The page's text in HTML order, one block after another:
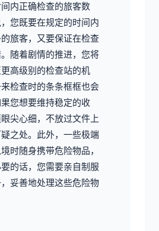
内正确检查的旅客数
您既要在规定的时间内
旅客，又要保证在检查
随着剧情的推进，您将
高级别的检查站的机
检查时的条条框框也会
您想要维持稳定的收
尖心细，不放过文件上
之处。此外，一些极端
时随身携带危险物品，
的话，您需要亲自制服
妥善地处理这些危险物